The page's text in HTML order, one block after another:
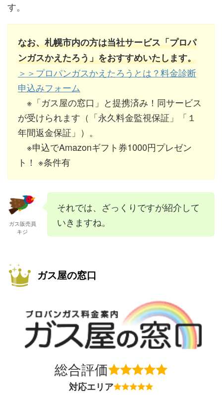
す。
なお、札幌市内の方は当社サービス「プロパ
ンガスかえたろう」をおすすめいたします。
＞＞プロパンガスかえたろうとは？料金診断
申込みフォーム
※「ガス屋の窓口」と提携済み！同サービス
が受けられます（「永久料金監視保証」「１
年間返金保証」）。
※申込でAmazonギフト券1000円プレゼン
ト！ ※条件有
ガス販売員
キジ
それでは、ざっくりですが紹介して
いきますね。
ガス屋の窓口
総合評価
対応エリア